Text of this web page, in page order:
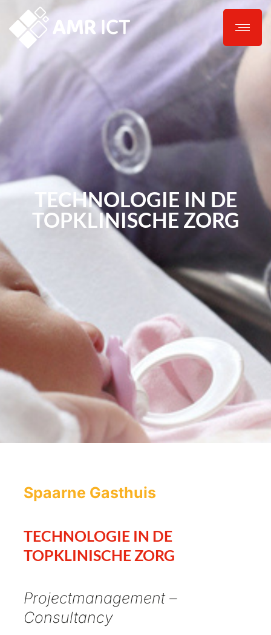
TECHNOLOGIE IN DE
TOPKLINISCHE ZORG
Spaarne Gasthuis
TECHNOLOGIE IN DE
TOPKLINISCHE ZORG
Projectmanagement –
Consultancy